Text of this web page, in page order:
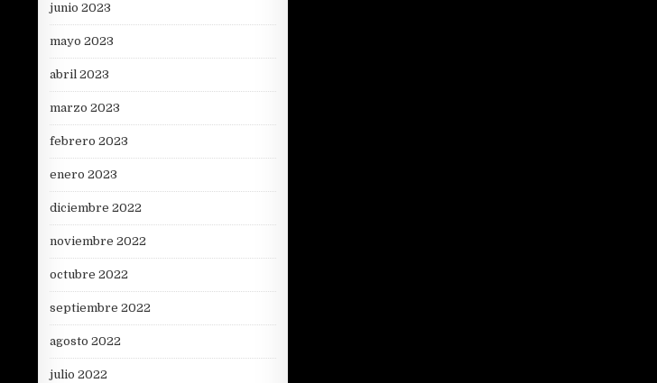
junio 2023
mayo 2023
abril 2023
marzo 2023
febrero 2023
enero 2023
diciembre 2022
noviembre 2022
octubre 2022
septiembre 2022
agosto 2022
julio 2022